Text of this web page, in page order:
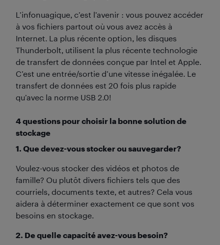
L’infonuagique, c’est l’avenir : vous pouvez accéder
à vos fichiers partout où vous avez accès à
Internet. La plus récente option, les disques
Thunderbolt, utilisent la plus récente technologie
de transfert de données conçue par Intel et Apple.
C’est une entrée/sortie d’une vitesse inégalée. Le
transfert de données est 20 fois plus rapide
qu’avec la norme USB 2.0!
4 questions pour choisir la bonne solution de
stockage
1. Que devez-vous stocker ou sauvegarder?
Voulez-vous stocker des vidéos et photos de
famille? Ou plutôt divers fichiers tels que des
courriels, documents texte, et autres? Cela vous
aidera à déterminer exactement ce que sont vos
besoins en stockage.
2. De quelle capacité avez-vous besoin?